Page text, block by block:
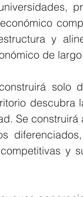
y
de
solo
Se
y